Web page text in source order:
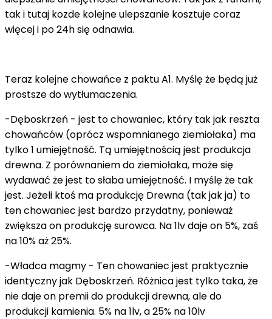
tak i tutaj kozde kolejne ulepszanie kosztuje coraz
więcej i po 24h się odnawia.
Teraz kolejne chowańce z paktu A1. Myślę że będą już
prostsze do wytłumaczenia.
-Dęboskrzeń - jest to chowaniec, który tak jak reszta
chowańców (oprócz wspomnianego ziemiołaka) ma
tylko 1 umiejętność. Tą umiejętnością jest produkcja
drewna. Z porównaniem do ziemiołaka, może się
wydawać że jest to słaba umiejętność. I myślę że tak
jest. Jeżeli ktoś ma produkcję Drewna (tak jak ja) to
ten chowaniec jest bardzo przydatny, ponieważ
zwiększa on produkcję surowca. Na 1lv daje on 5%, zaś
na 10% aż 25%.
-Władca magmy - Ten chowaniec jest praktycznie
identyczny jak Dęboskrzeń. Różnica jest tylko taka, że
nie daje on premii do produkcji drewna, ale do
produkcji kamienia. 5% na 1lv, a 25% na 10lv